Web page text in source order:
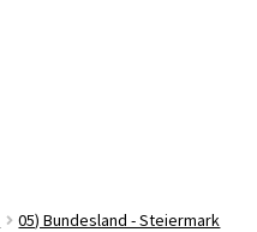
05) Bundesland - Steiermark